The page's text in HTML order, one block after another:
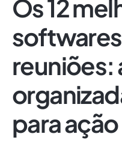
Os 12
reuniões:
para ação